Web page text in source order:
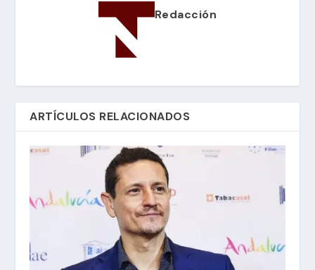
Redacción
ARTÍCULOS RELACIONADOS